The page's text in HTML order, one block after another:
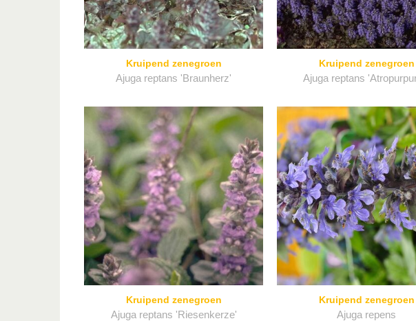
Kruipend zenegroen
Ajuga reptans 'Braunherz'
Kruipend zenegroen
Ajuga reptans
Kruipend zenegroen
Ajuga reptans 'Riesenkerze'
Kruipend zenegroen
Ajuga repens